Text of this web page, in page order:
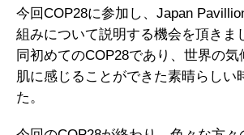
今回COP28に参加し、Japan
組みについて説明する機会を頂きま
同初めてのCOP28であり、世界の
肌に感じることができた素晴らしい
た。